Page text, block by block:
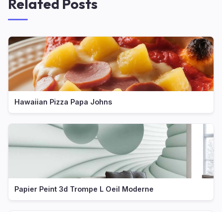
Related Posts
Hawaiian Pizza Papa Johns
Papier Peint 3d Trompe L Oeil Moderne